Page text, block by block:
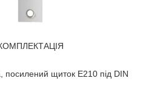
посилений щиток E210 під DIN